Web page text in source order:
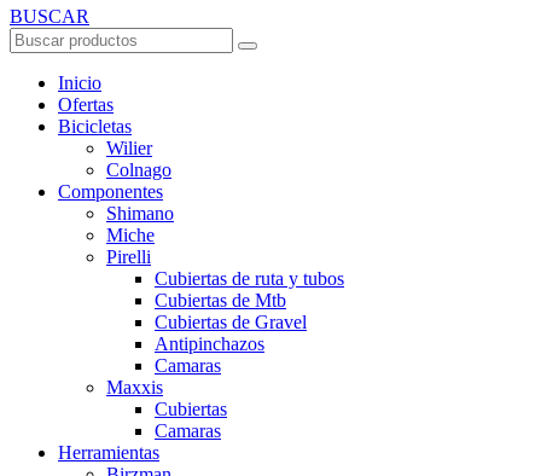
BUSCAR
Inicio
Ofertas
Bicicletas
Wilier
Colnago
Componentes
Shimano
Miche
Pirelli
Cubiertas de ruta y tubos
Cubiertas de Mtb
Cubiertas de Gravel
Antipinchazos
Camaras
Maxxis
Cubiertas
Camaras
Herramientas